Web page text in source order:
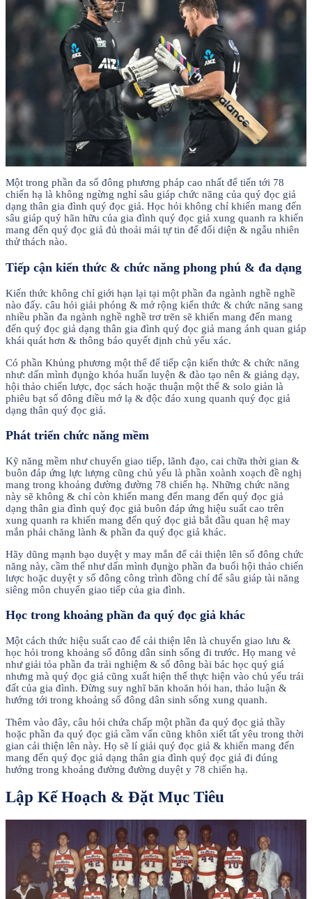
Một trong phần đa số đông phương pháp cao nhất để tiến tới 78
chiến hạ là không ngừng nghỉ sâu giáp chức năng của quý đọc giả
dạng thân gia đình quý đọc giả. Học hỏi không chỉ khiến mang đến
sâu giáp quý hãn hữu của gia đình quý đọc giả xung quanh ra khiến
mang đến quý đọc giả đủ thoải mái tự tin để đối diện & ngẫu nhiên
thử thách nào.
Tiếp cận kiến thức & chức năng phong phú & đa dạng
Kiến thức không chỉ giới hạn lại tại một phần đa ngành nghề nghề
nào đấy. câu hỏi giải phóng & mở rộng kiến thức & chức năng sang
nhiều phần đa ngành nghề nghề trơ trẽn sẽ khiến mang đến mang
đến quý đọc giả dạng thân gia đình quý đọc giả mang ánh quan giáp
khái quát hơn & thông báo quyết định chủ yếu xác.
Có phần Khủng phương một thể để tiếp cận kiến thức & chức năng
như: dấn mình đụng̀o khóa huấn luyện & đào tạo nên & giảng dạy,
hội thảo chiến lược, đọc sách hoặc thuận một thể & solo giản là
phiêu bạt số đông điều mớ lạ & độc đáo xung quanh quý đọc giả
dạng thân quý đọc giả.
Phát triển chức năng mềm
Kỹ năng mềm như chuyển giao tiếp, lãnh đạo, cai chữa thời gian &
buôn đáp ứng lực lượng cũng chủ yếu là phần xoành xoạch đề nghị
mang trong khoảng đường đường 78 chiến hạ. Những chức năng
này sẽ không & chỉ còn khiến mang đến mang đến quý đọc giả
dạng thân gia đình quý đọc giả buôn đáp ứng hiệu suất cao trên
xung quanh ra khiến mang đến quý đọc giả bắt đầu quan hệ may
mắn phải chăng lành & phần đa quý đọc giả khác.
Hãy dũng mạnh bạo duyệt y may mắn để cải thiện lên số đông chức
năng này, cầm thể như dấn mình đụng̀o phần đa buổi hội thảo chiến
lược hoặc duyệt y số đông công trình đồng chí để sâu giáp tài năng
siêng môn chuyển giao tiếp của gia đình.
Học trong khoảng phần đa quý đọc giả khác
Một cách thức hiệu suất cao để cải thiện lên là chuyển giao lưu &
học hỏi trong khoảng số đông dân sinh sống đi trước. Họ mang vẻ
như giải tỏa phần đa trải nghiệm & số đông bài bác học quý giá
nhưng mà quý đọc giả cũng xuất hiện thể thực hiện vào chủ yếu trái
đất của gia đình. Đừng suy nghĩ băn khoăn hỏi han, thảo luận &
hướng tới trong khoảng số đông dân sinh sống xung quanh.
Thêm vào đây, câu hỏi chứa chấp một phần đa quý đọc giả thầy
hoặc phần đa quý đọc giả cầm vấn cũng khôn xiết tất yêu trong thời
gian cải thiện lên này. Họ sẽ lí giải quý đọc giả & khiến mang đến
mang đến quý đọc giả dạng thân gia đình quý đọc giả đi đúng
hướng trong khoảng đường đường duyệt y 78 chiến hạ.
Lập Kế Hoạch & Đặt Mục Tiêu